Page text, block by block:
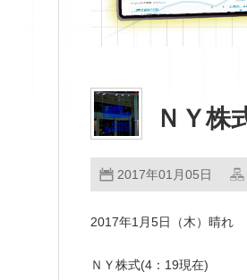
ＮＹ株
2017年01月05日
2017年1月5日（木）晴れ
ＮＹ株式(4：19現在)